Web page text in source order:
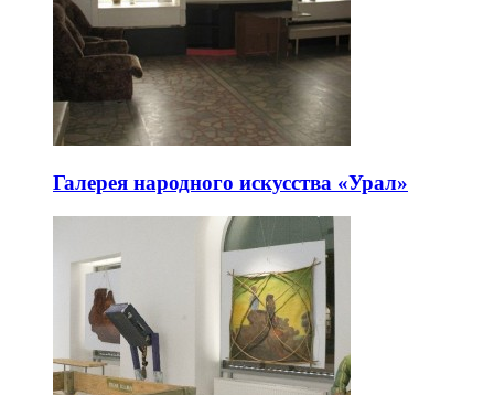
Галерея народного искусства «Урал»